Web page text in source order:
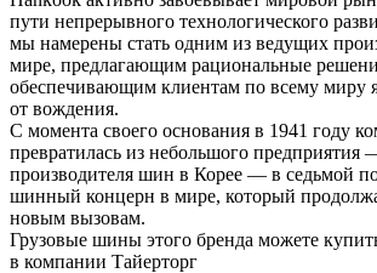
пути непрерывного технологического
мы намерены стать одним из ведущих
мире, предлагающим рациональные
обеспечивающим клиентам по всему миру
от вождения.
С момента своего основания в 1941 году
превратилась из небольшого предприятия
производителя шин в Корее — в седьмой
шинный концерн в мире, который
новым вызовам.
Грузовые шины этого бренда можете
в компании Тайерторг